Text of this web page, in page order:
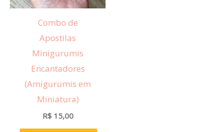
Combo de
Apostilas
Minigurumis
Encantadores
(Amigurumis em
Miniatura)
R$15,00